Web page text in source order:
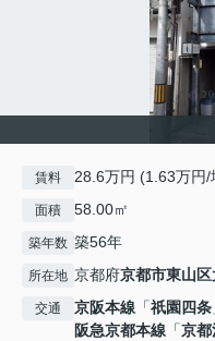
賃料 28.6万円 (1.63万
面積 58.00㎡
築年数 築56年
所在地 京都府京都市東山区
交通 京阪本線 「祇園四条
阪急京都本線 「京都